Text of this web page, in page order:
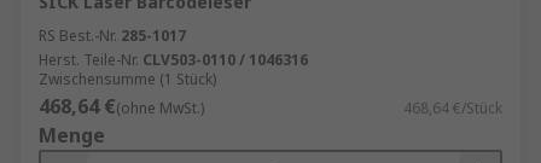
RS Best.-Nr. 285-1017
Herst. Teile-Nr. CLV503-0110 / 1046316
Zwischensumme (1 Stück)
468,64 €(ohne MwSt.) 468,64 €/Stück
Menge